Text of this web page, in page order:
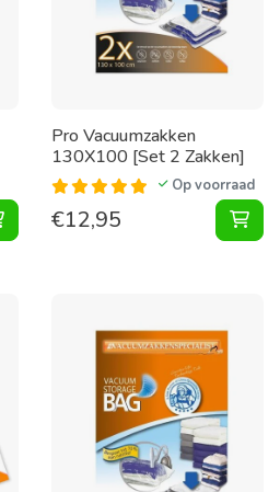
Vacuumzakken 120X100 [Set 2
Pro Vacuumzakken
130X100 [Set 2 Zakken]
Op voorraad
€12,95